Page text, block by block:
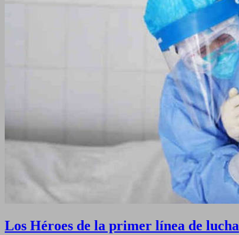
Los Héroes de la primer línea de lucha